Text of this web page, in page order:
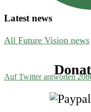
Auf Twitter antworten
Latest news
All Future Vision news
Footer